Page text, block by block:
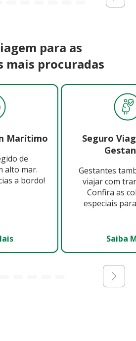
para as
mais procuradas
Marítimo
de
alto mar.
a bordo!
Seguro
Gestantes
viajar com
Confira as
especiais
Saiba